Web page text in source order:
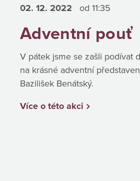
02. 12. 2022 od 11:35
Adventní pouť
V pátek jsme se zašli podívat
na krásné adventní
Bazilišek Benátský.
Více o této akci